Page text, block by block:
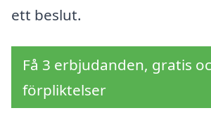
ett beslut.
Få 3 erbjudanden, gratis
förpliktelser